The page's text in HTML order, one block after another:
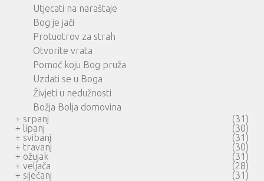
Utjecati na naraštaje
Bog je jači
Protuotrov za strah
Otvorite vrata
Pomoć koju Bog pruža
Uzdati se u Boga
Živjeti u nedužnosti
Božja Bolja domovina
+ srpanj
(31)
+ lipanj
(30)
+ svibanj
(31)
+ travanj
(30)
+ ožujak
(31)
+ veljača
(28)
+ siječanj
(31)